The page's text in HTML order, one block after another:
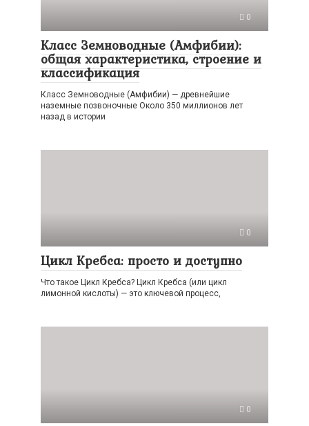
0
Класс Земноводные (Амфибии):
общая характеристика, строение и
классификация
Класс Земноводные (Амфибии) — древнейшие
наземные позвоночные Около 350 миллионов лет
назад в истории
0
Цикл Кребса: просто и доступно
Что такое Цикл Кребса? Цикл Кребса (или цикл
лимонной кислоты) — это ключевой процесс,
0